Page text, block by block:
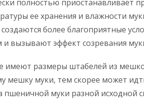
полностью приостанавливает
ее хранения и влажности
более благоприятные
вызывают эффект созревания
размеры штабелей из
мешку муки, тем скорее может
пшеничной муки разной исходной